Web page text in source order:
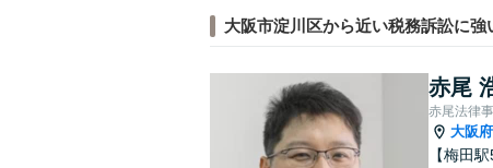
大阪市淀川区から近い税務訴訟に強
赤尾
赤尾法律
大阪府
【梅田